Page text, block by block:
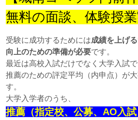
無料の面談、体験授業
受験に成功するためには成績を上げ
向上のための準備が必要です。
最近は高校入試だけでなく大学入試
推薦のための評定平均（内申点）が
す。
大学入学者のうち、
推薦（指定校、公募、AO入